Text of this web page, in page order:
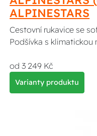
ALPINESTARS
Cestovní rukavice se
Podšívka s klimatickou
od 3 249 Kč
Varianty produktu